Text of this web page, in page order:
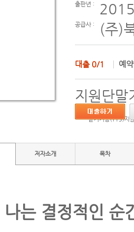
출판년 :
공급사 : (주)
대출 0/1 예
지원단말
듣기기능(TTS)지
저자소개 목차
나는 결정적인 순